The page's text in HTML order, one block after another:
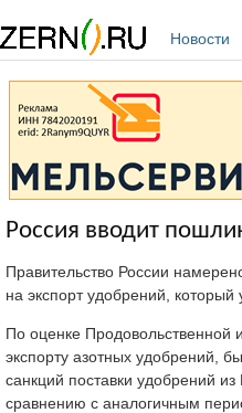
Новости
Россия вводит
Правительство России
на экспорт удобрений,
По оценке
экспорту азотных удобрений,
санкций поставки удобрений
сравнению с аналогичным